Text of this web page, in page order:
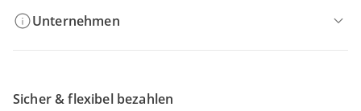
Unternehmen
Sicher & flexibel bezahlen